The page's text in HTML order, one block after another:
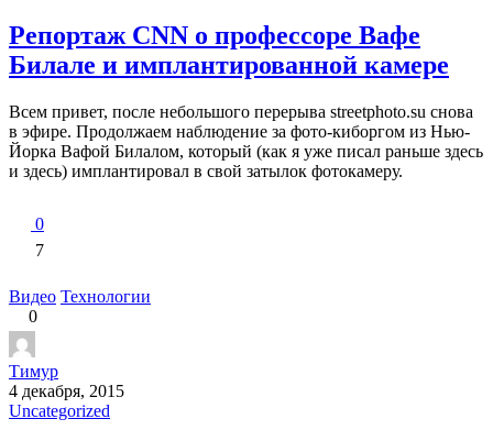
Репортаж CNN о профессоре Вафе
Билале и имплантированной камере
Всем привет, после небольшого перерыва streetphoto.su снова
в эфире. Продолжаем наблюдение за фото-киборгом из Нью-
Йорка Вафой Билалом, который (как я уже писал раньше здесь
и здесь) имплантировал в свой затылок фотокамеру.
0
7
Видео Технологии
0
Тимур
4 декабря, 2015
Uncategorized